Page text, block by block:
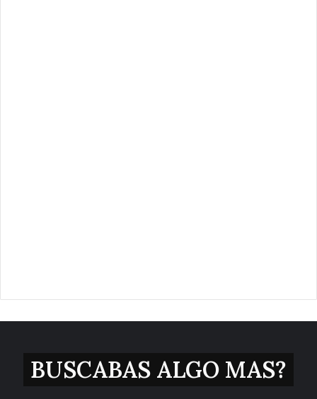
BUSCABAS ALGO MAS?